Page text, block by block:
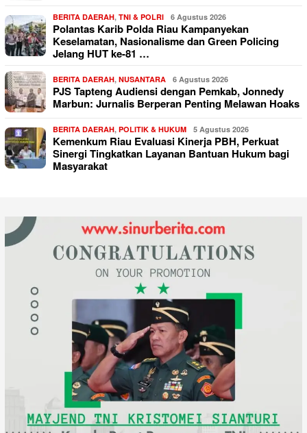
BERITA DAERAH, TNI & POLRI 6 Agustus 2026
Polantas Karib Polda Riau Kampanyekan
Keselamatan, Nasionalisme dan Green Policing
Jelang HUT ke-81 …
BERITA DAERAH, NUSANTARA 6 Agustus 2026
PJS Tapteng Audiensi dengan Pemkab, Jonnedy
Marbun: Jurnalis Berperan Penting Melawan Hoaks
BERITA DAERAH, POLITIK & HUKUM 5 Agustus 2026
Kemenkum Riau Evaluasi Kinerja PBH, Perkuat
Sinergi Tingkatkan Layanan Bantuan Hukum bagi
Masyarakat